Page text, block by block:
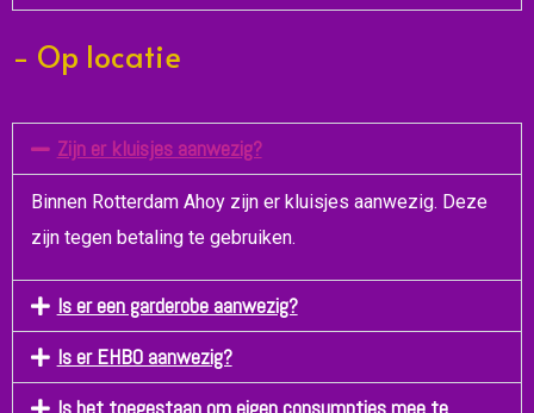
- Op locatie
Zijn er kluisjes aanwezig?
Binnen Rotterdam Ahoy zijn er kluisjes aanwezig. Deze
zijn tegen betaling te gebruiken.
Is er een garderobe aanwezig?
Is er EHBO aanwezig?
Is het toegestaan om eigen consumpties mee te